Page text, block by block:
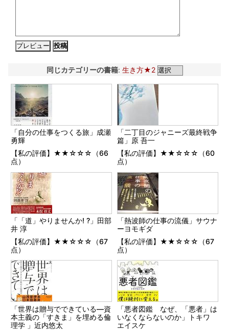
同じカテゴリーの書籍: 生き方★2
「自分の仕事をつくる旅」成瀬
勇輝
【私の評価】★★☆☆☆（66
点）
「二丁目のジャニーズ最終戦争
篇」原 吾一
【私の評価】★★☆☆☆（60
点）
「「道」やりませんか! ?」田部
井 淳
【私の評価】★★☆☆☆（67
点）
「熱波師の仕事の流儀」サウナ
ーヨモギダ
【私の評価】★★☆☆☆（67
点）
「世界は贈与でできている―資
本主義の「すきま」を埋める倫
理学 」近内悠太
「悪者図鑑 なぜ、「悪者」は
いなくならないのか」トキワ
エイスケ